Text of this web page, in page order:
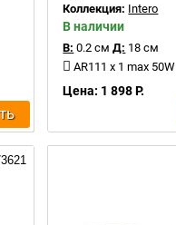
Коллекция: Intero
В наличии
В: 0.2 см Д: 18 см
AR111 x 1 max 50W
Цена: 1 898 Р.